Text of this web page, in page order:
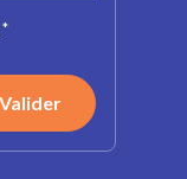
*